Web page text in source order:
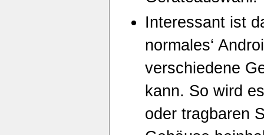
Interessant ist
normales‘
verschiedene
kann. So wird
oder tragbaren